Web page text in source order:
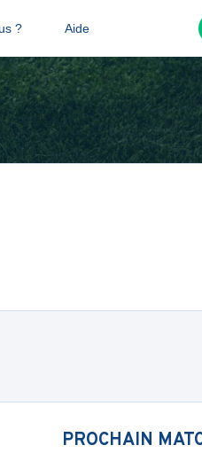
? Aide
PROCHAIN